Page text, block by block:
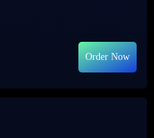
Order Now